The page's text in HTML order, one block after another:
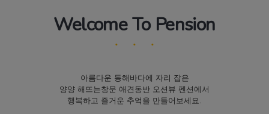
Welcome To Pension
아름다운 동해바다에 자리 잡은
양양 해뜨는창문 애견동반 오션뷰 펜션에서
행복하고 즐거운 추억을 만들어보세요.